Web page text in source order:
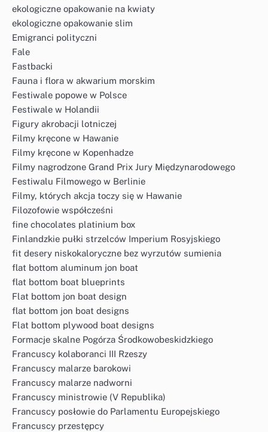
ekologiczne opakowanie na kwiaty
ekologiczne opakowanie slim
Emigranci polityczni
Fale
Fastbacki
Fauna i flora w akwarium morskim
Festiwale popowe w Polsce
Festiwale w Holandii
Figury akrobacji lotniczej
Filmy kręcone w Hawanie
Filmy kręcone w Kopenhadze
Filmy nagrodzone Grand Prix Jury Międzynarodowego
Festiwalu Filmowego w Berlinie
Filmy, których akcja toczy się w Hawanie
Filozofowie współcześni
fine chocolates platinium box
Finlandzkie pułki strzelców Imperium Rosyjskiego
fit desery niskokaloryczne bez wyrzutów sumienia
flat bottom aluminum jon boat
flat bottom boat blueprints
Flat bottom jon boat design
flat bottom jon boat designs
Flat bottom plywood boat designs
Formacje skalne Pogórza Środkowobeskidzkiego
Francuscy kolaboranci III Rzeszy
Francuscy malarze barokowi
Francuscy malarze nadworni
Francuscy ministrowie (V Republika)
Francuscy posłowie do Parlamentu Europejskiego
Francuscy przestępcy